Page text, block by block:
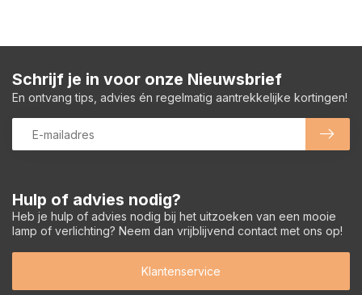
Hulp of advies nodig?
Heb je hulp of advies nodig bij het uitzoeken van een mooie
lamp of verlichting? Neem dan vrijblijvend contact met ons op!
Klantenservice
Schrijf je in voor onze Nieuwsbrief
En ontvang tips, advies én regelmatig aantrekkelijke kortingen!